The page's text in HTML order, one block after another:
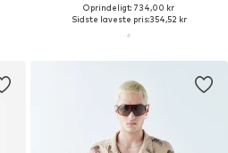
Oprindeligt: 734,00 kr
Sidste laveste pris:354,52 kr